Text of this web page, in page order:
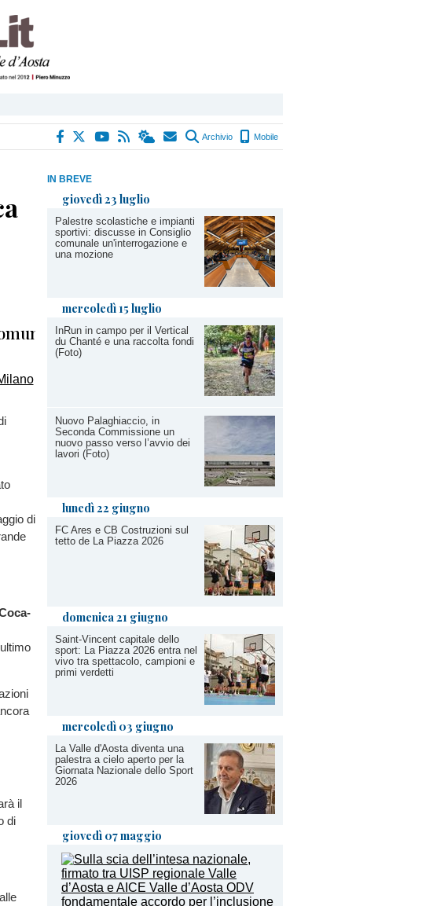
Archivio Mobile
IN BREVE
giovedì 23 luglio
Palestre scolastiche e impianti
sportivi: discusse in Consiglio
comunale un'interrogazione e
una mozione
mercoledì 15 luglio
InRun in campo per il Vertical
du Chanté e una raccolta fondi
(Foto)
Nuovo Palaghiaccio, in
Seconda Commissione un
nuovo passo verso l’avvio dei
lavori (Foto)
lunedì 22 giugno
FC Ares e CB Costruzioni sul
tetto de La Piazza 2026
domenica 21 giugno
Saint-Vincent capitale dello
sport: La Piazza 2026 entra nel
vivo tra spettacolo, campioni e
primi verdetti
mercoledì 03 giugno
La Valle d'Aosta diventa una
palestra a cielo aperto per la
Giornata Nazionale dello Sport
2026
giovedì 07 maggio
di Châtillon e di Aosta, il Monte
di
il
di